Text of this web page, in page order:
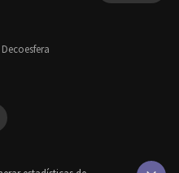
Decoesfera